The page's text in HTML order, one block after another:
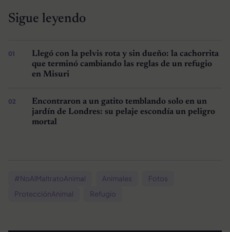
Sigue leyendo
Llegó con la pelvis rota y sin dueño: la cachorrita
que terminó cambiando las reglas de un refugio
en Misuri
Encontraron a un gatito temblando solo en un
jardín de Londres: su pelaje escondía un peligro
mortal
#NoAlMaltratoAnimal Animales
Fotos
ProtecciónAnimal
Refugio